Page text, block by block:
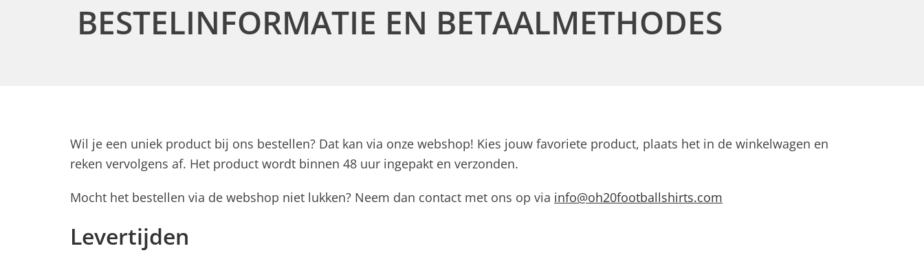
BESTELINFORMATIE EN BETAALMETHODES
Wil je een uniek product bij ons bestellen? Dat kan via onze webshop! Kies jouw favoriete product, plaats het in de winkelwagen en
reken vervolgens af. Het product wordt binnen 48 uur ingepakt en verzonden.
Mocht het bestellen via de webshop niet lukken? Neem dan contact met ons op via info@oh20footballshirts.com
Levertijden